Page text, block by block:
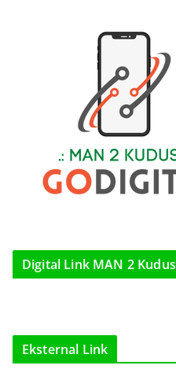
Digital Link MAN 2 Kudus
Eksternal Link